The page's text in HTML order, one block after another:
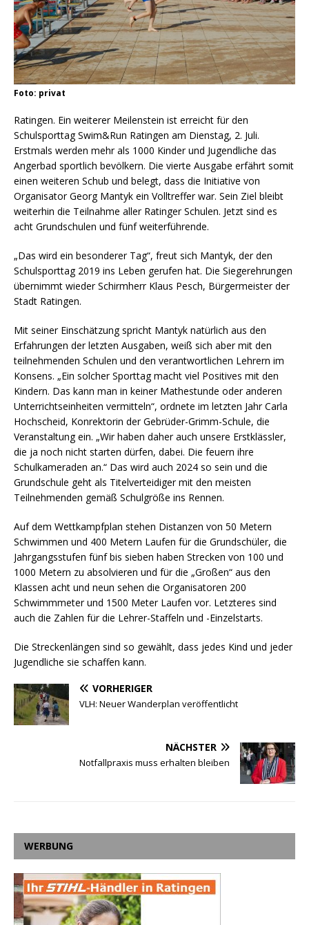
Foto: privat
Ratingen. Ein weiterer Meilenstein ist erreicht für den
Schulsporttag Swim&Run Ratingen am Dienstag, 2. Juli.
Erstmals werden mehr als 1000 Kinder und Jugendliche das
Angerbad sportlich bevölkern. Die vierte Ausgabe erfährt somit
einen weiteren Schub und belegt, dass die Initiative von
Organisator Georg Mantyk ein Volltreffer war. Sein Ziel bleibt
weiterhin die Teilnahme aller Ratinger Schulen. Jetzt sind es
acht Grundschulen und fünf weiterführende.
„Das wird ein besonderer Tag“, freut sich Mantyk, der den
Schulsporttag 2019 ins Leben gerufen hat. Die Siegerehrungen
übernimmt wieder Schirmherr Klaus Pesch, Bürgermeister der
Stadt Ratingen.
Mit seiner Einschätzung spricht Mantyk natürlich aus den
Erfahrungen der letzten Ausgaben, weiß sich aber mit den
teilnehmenden Schulen und den verantwortlichen Lehrern im
Konsens. „Ein solcher Sporttag macht viel Positives mit den
Kindern. Das kann man in keiner Mathestunde oder anderen
Unterrichtseinheiten vermitteln“, ordnete im letzten Jahr Carla
Hochscheid, Konrektorin der Gebrüder-Grimm-Schule, die
Veranstaltung ein. „Wir haben daher auch unsere Erstklässler,
die ja noch nicht starten dürfen, dabei. Die feuern ihre
Schulkameraden an.“ Das wird auch 2024 so sein und die
Grundschule geht als Titelverteidiger mit den meisten
Teilnehmenden gemäß Schulgröße ins Rennen.
Auf dem Wettkampfplan stehen Distanzen von 50 Metern
Schwimmen und 400 Metern Laufen für die Grundschüler, die
Jahrgangsstufen fünf bis sieben haben Strecken von 100 und
1000 Metern zu absolvieren und für die „Großen“ aus den
Klassen acht und neun sehen die Organisatoren 200
Schwimmmeter und 1500 Meter Laufen vor. Letzteres sind
auch die Zahlen für die Lehrer-Staffeln und -Einzelstarts.
Die Streckenlängen sind so gewählt, dass jedes Kind und jeder
Jugendliche sie schaffen kann.
VORHERIGER
VLH: Neuer Wanderplan veröffentlicht
NÄCHSTER
Notfallpraxis muss erhalten bleiben
WERBUNG